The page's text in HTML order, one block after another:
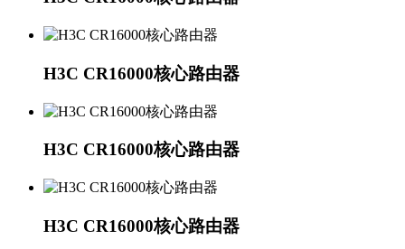
H3C CR16000核心路由器
H3C CR16000核心路由器
H3C CR16000核心路由器